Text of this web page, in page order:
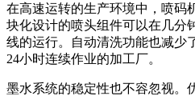
在高速运转的生产环境中，喷码
块化设计的喷头组件可以在几分
线的运行。自动清洗功能也减少
24小时连续作业的加工厂。
墨水系统的稳定性也不容忽视。